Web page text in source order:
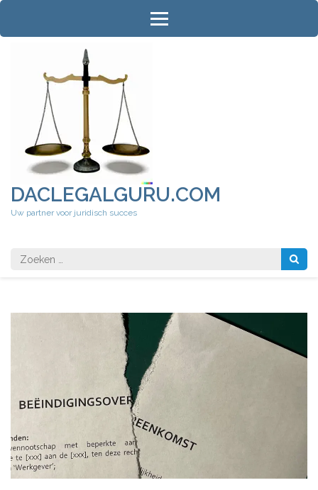
Ga
inhoud
DACLEGALGURU.COM
Uw partner voor juridisch succes
Zoeken
naar: